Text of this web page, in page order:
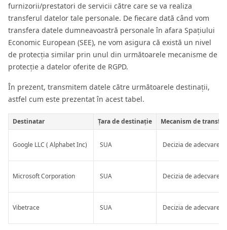
furnizorii/prestatori de servicii către care se va realiza
transferul datelor tale personale. De fiecare dată când vom
transfera datele dumneavoastră personale în afara Spațiului
Economic European (SEE), ne vom asigura că există un nivel
de protecția similar prin unul din următoarele mecanisme de
protecție a datelor oferite de RGPD.
În prezent, transmitem datele către următoarele destinații,
astfel cum este prezentat în acest tabel.
Destinatar Țara de destinație Mecanism de transfer
Google LLC ( Alphabet Inc) SUA Decizia de adecvare
Microsoft Corporation SUA Decizia de adecvare
Vibetrace SUA Decizia de adecvare